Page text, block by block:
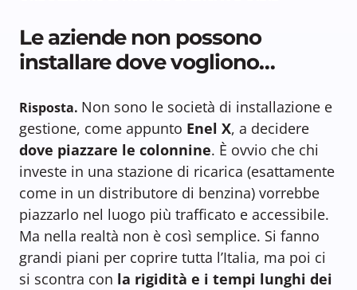
Le aziende non possono
installare dove vogliono…
Risposta. Non sono le società di installazione e
gestione, come appunto Enel X, a decidere
dove piazzare le colonnine. È ovvio che chi
investe in una stazione di ricarica (esattamente
come in un distributore di benzina) vorrebbe
piazzarlo nel luogo più trafficato e accessibile.
Ma nella realtà non è così semplice. Si fanno
grandi piani per coprire tutta l’Italia, ma poi ci
si scontra con la rigidità e i tempi lunghi dei